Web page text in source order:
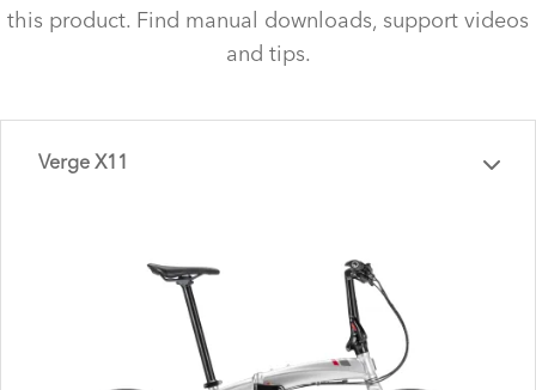
this product. Find manual downloads, support videos
and tips.
Verge X11